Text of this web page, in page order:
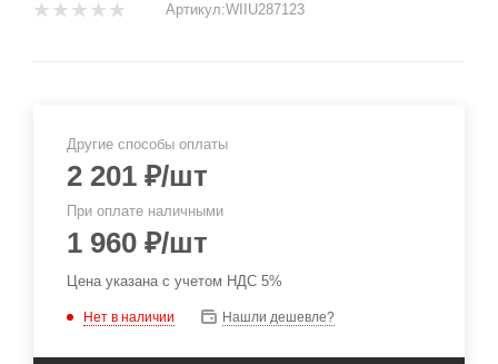
Артикул:WIIU287123
Другие способы оплаты
2 201 ₽/шт
При оплате наличными
1 960 ₽/шт
Цена указана с учетом НДС 5%
Нет в наличии Нашли дешевле?